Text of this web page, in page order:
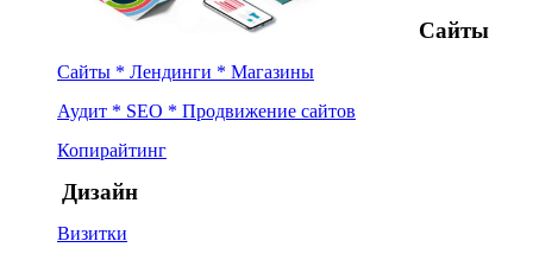
Сайты
Сайты * Лендинги * Магазины
Аудит * SEO * Продвижение сайтов
Копирайтинг
Дизайн
Визитки